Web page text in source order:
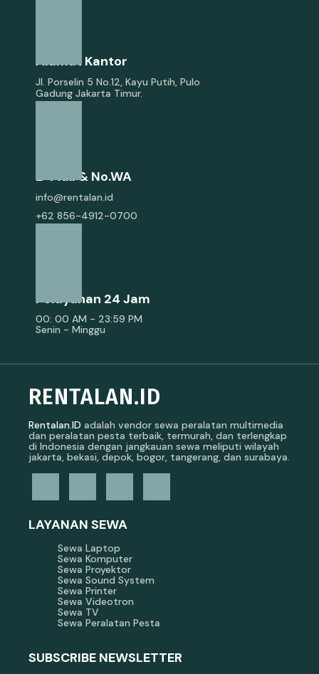
Alamat Kantor
Jl. Porselin 5 No.12, Kayu Putih, Pulo
Gadung Jakarta Timur.
E-Mail & No.WA
info@rentalan.id
+62 856-4912-0700
Pelayanan 24 Jam
00: 00 AM - 23:59 PM
Senin - Minggu
RENTALAN.ID
Rentalan.ID adalah vendor sewa peralatan multimedia
dan peralatan pesta terbaik, termurah, dan terlengkap
di Indonesia dengan jangkauan sewa meliputi wilayah
jakarta, bekasi, depok, bogor, tangerang, dan surabaya.
LAYANAN SEWA
Sewa Laptop
Sewa Komputer
Sewa Proyektor
Sewa Sound System
Sewa Printer
Sewa Videotron
Sewa TV
Sewa Peralatan Pesta
SUBSCRIBE NEWSLETTER